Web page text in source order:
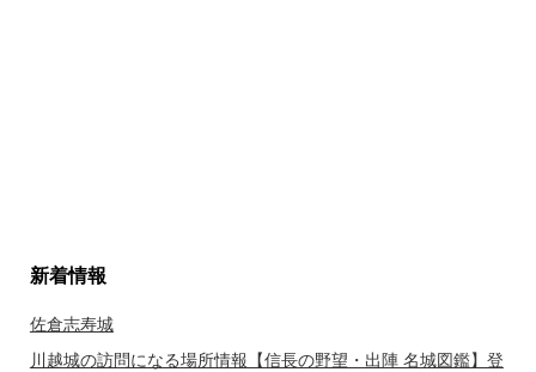
新着情報
佐倉志寿城
川越城の訪問になる場所情報【信長の野望・出陣 名城図鑑】登